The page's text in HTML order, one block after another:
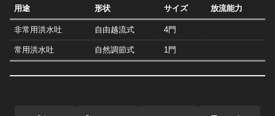
用途 形状 サイズ 放流能力
非常用洪水吐 自由越流式 4門
常用洪水吐 自然調節式 1門